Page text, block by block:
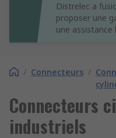
Distrelec a
proposer une
une assistance
/ Connecteurs /
Connecteurs
industriels